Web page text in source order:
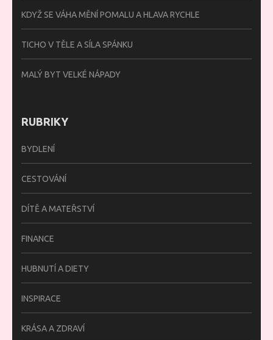
KDYŽ SE VÁHA MĚNÍ POMALU A HLAVA RYCHLE
TICHO V TĚLE A SÍLA SPÁNKU
MALÝ BYT VELKÉ NÁPADY
RUBRIKY
BYDLENÍ
CESTOVÁNÍ
DÍTĚ A MATEŘSTVÍ
FINANCE
HUBNUTÍ A DIETY
INSPIRACE
KRÁSA A ZDRAVÍ